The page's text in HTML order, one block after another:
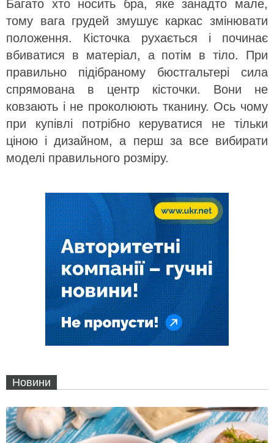
Багато хто носить бра, яке занадто мале,
тому вага грудей змушує каркас змінювати
положення. Кісточка рухається і починає
вбиватися в матеріал, а потім в тіло. При
правильно підібраному бюстгальтері сила
спрямована в центр кісточки. Вони не
ковзають і не проколюють тканину. Ось чому
при купівлі потрібно керуватися не тільки
ціною і дизайном, а перш за все вибирати
моделі правильного розміру.
Новини